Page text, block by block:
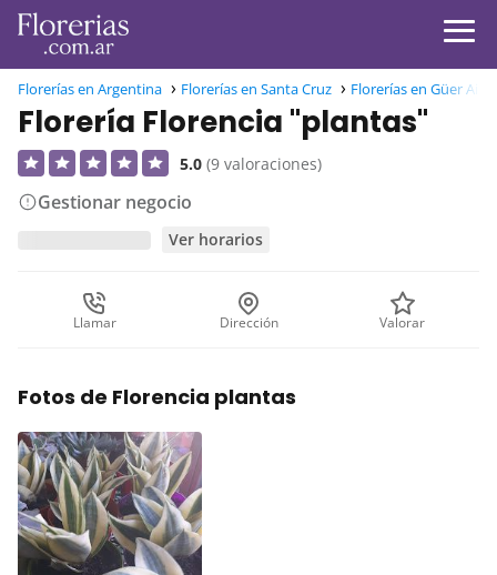
Florerías en Argentina Florerías en Santa Cruz Florerías en Güer Aike
Florería Florencia "plantas"
5.0 (9 valoraciones)
Gestionar negocio
Ver horarios
Llamar Dirección Valorar
Fotos de Florencia plantas